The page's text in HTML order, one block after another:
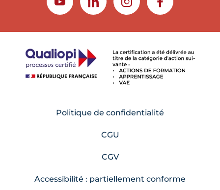
YOUTUBELINKEDININSTAGRAMFACEBOOK
Politique de confidentialité
CGU
CGV
Accessibilité : partiellement conforme